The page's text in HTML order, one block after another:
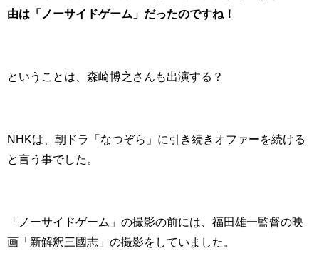
由は「ノーサイドゲーム」だったのですね！
ということは、森崎博之さんも出演する？
NHKは、朝ドラ「なつぞら」に引き続きオファーを続ける
と言う事でした。
「ノーサイドゲーム」の撮影の前には、福田雄一監督の映
画「新解釈三國志」の撮影をしていました。